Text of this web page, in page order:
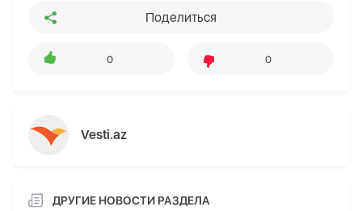
Поделиться
0 0
Vesti.az
ДРУГИЕ НОВОСТИ РАЗДЕЛА